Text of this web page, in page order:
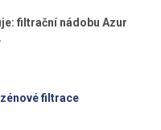
filtrační nádobu Azur
filtrace